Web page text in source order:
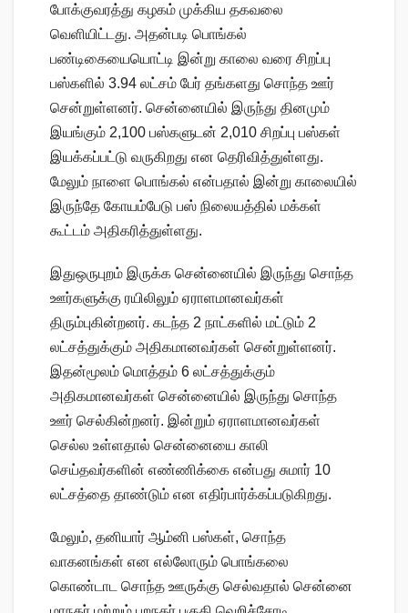
போக்குவரத்து கழகம் முக்கிய தகவலை
வெளியிட்டது. அதன்படி பொங்கல்
பண்டிகையையொட்டி இன்று காலை வரை சிறப்பு
பஸ்களில் 3.94 லட்சம் பேர் தங்களது சொந்த ஊர்
சென்றுள்ளனர். சென்னையில் இருந்து தினமும்
இயங்கும் 2,100 பஸ்களுடன் 2,010 சிறப்பு பஸ்கள்
இயக்கப்பட்டு வருகிறது என தெரிவித்துள்ளது.
மேலும் நாளை பொங்கல் என்பதால் இன்று காலையில்
இருந்தே கோயம்பேடு பஸ் நிலையத்தில் மக்கள்
கூட்டம் அதிகரித்துள்ளது.
இதுஒருபுறம் இருக்க சென்னையில் இருந்து சொந்த
ஊர்களுக்கு ரயிலிலும் ஏராளமானவர்கள்
திரும்புகின்றனர். கடந்த 2 நாட்களில் மட்டும் 2
லட்சத்துக்கும் அதிகமானவர்கள் சென்றுள்ளனர்.
இதன்மூலம் மொத்தம் 6 லட்சத்துக்கும்
அதிகமானவர்கள் சென்னையில் இருந்து சொந்த
ஊர் செல்கின்றனர். இன்றும் ஏராளமானவர்கள்
செல்ல உள்ளதால் சென்னையை காலி
செய்தவர்களின் எண்ணிக்கை என்பது சுமார் 10
லட்சத்தை தாண்டும் என எதிர்பார்க்கப்படுகிறது.
மேலும், தனியார் ஆம்னி பஸ்கள், சொந்த
வாகனங்கள் என எல்லோரும் பொங்கலை
கொண்டாட சொந்த ஊருக்கு செல்வதால் சென்னை